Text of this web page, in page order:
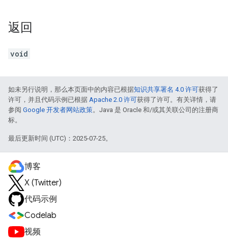
返回
void
如未另行说明，那么本页面中的内容已根据知识共享署名 4.0 许可获得了
许可，并且代码示例已根据 Apache 2.0 许可获得了许可。有关详情，请
参阅 Google 开发者网站政策。Java 是 Oracle 和/或其关联公司的注册商
标。
最后更新时间 (UTC)：2025-07-25。
博客
X (Twitter)
代码示例
Codelab
视频